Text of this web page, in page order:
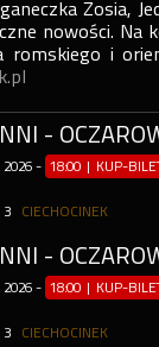
Zosia,
nowości. Na
romskiego i
-
2026 - 18:00 | KUP-
3
CIECHOCINEK
-
2026 - 18:00 | KUP-
3
CIECHOCINEK